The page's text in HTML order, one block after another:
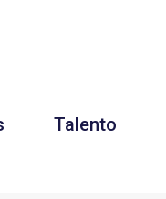
Talento